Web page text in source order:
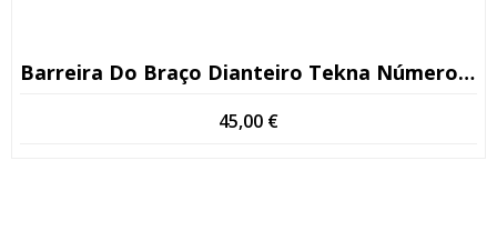
Barreira Do Braço Dianteiro Tekna Número De Série >13
45,00 €